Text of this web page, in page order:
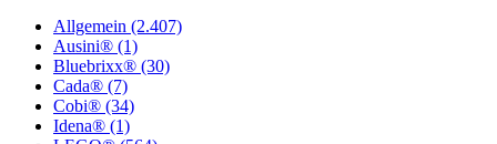
Allgemein (2.407)
Ausini® (1)
Bluebrixx® (30)
Cada® (7)
Cobi® (34)
Idena® (1)